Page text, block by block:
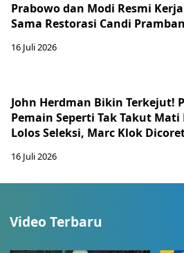
Prabowo dan Modi Resmi Kerja
Sama Restorasi Candi
16 Juli 2026
John Herdman Bikin Terkejut!
Pemain Seperti Tak Takut Mati
Lolos Seleksi, Marc Klok
16 Juli 2026
Video Terbaru